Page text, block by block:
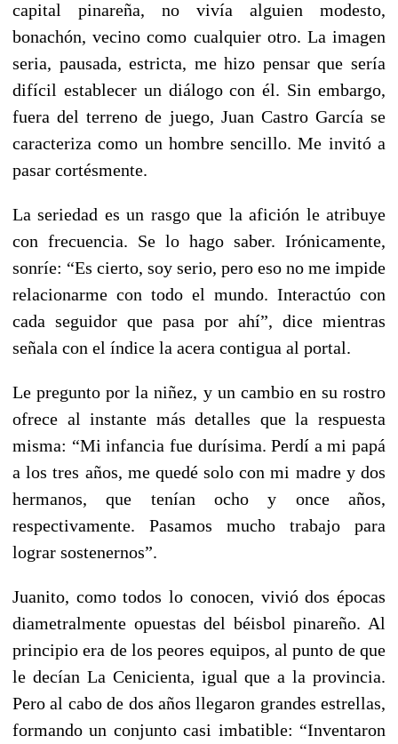
capital pinareña, no vivía alguien modesto,
bonachón, vecino como cualquier otro. La imagen
seria, pausada, estricta, me hizo pensar que sería
difícil establecer un diálogo con él. Sin embargo,
fuera del terreno de juego, Juan Castro García se
caracteriza como un hombre sencillo. Me invitó a
pasar cortésmente.
La seriedad es un rasgo que la afición le atribuye
con frecuencia. Se lo hago saber. Irónicamente,
sonríe: “Es cierto, soy serio, pero eso no me impide
relacionarme con todo el mundo. Interactúo con
cada seguidor que pasa por ahí”, dice mientras
señala con el índice la acera contigua al portal.
Le pregunto por la niñez, y un cambio en su rostro
ofrece al instante más detalles que la respuesta
misma: “Mi infancia fue durísima. Perdí a mi papá
a los tres años, me quedé solo con mi madre y dos
hermanos, que tenían ocho y once años,
respectivamente. Pasamos mucho trabajo para
lograr sostenernos”.
Juanito, como todos lo conocen, vivió dos épocas
diametralmente opuestas del béisbol pinareño. Al
principio era de los peores equipos, al punto de que
le decían La Cenicienta, igual que a la provincia.
Pero al cabo de dos años llegaron grandes estrellas,
formando un conjunto casi imbatible: “Inventaron